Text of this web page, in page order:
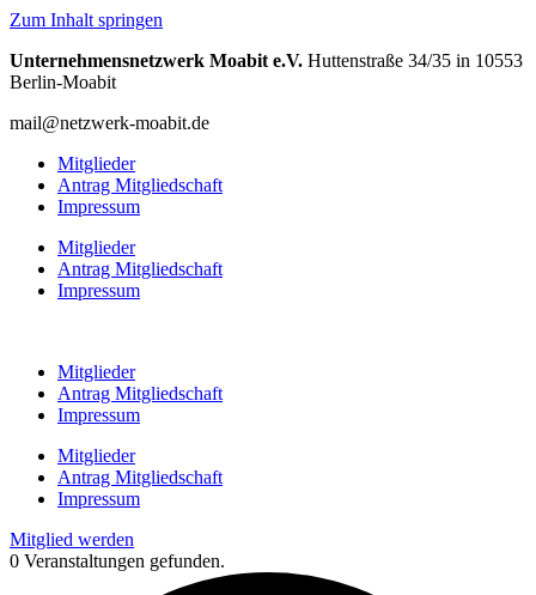
Zum Inhalt springen
Unternehmensnetzwerk Moabit e.V. Huttenstraße 34/35 in 10553
Berlin-Moabit
mail@netzwerk-moabit.de
Mitglieder
Antrag Mitgliedschaft
Impressum
Mitglieder
Antrag Mitgliedschaft
Impressum
Mitglieder
Antrag Mitgliedschaft
Impressum
Mitglieder
Antrag Mitgliedschaft
Impressum
Mitglied werden
0 Veranstaltungen gefunden.